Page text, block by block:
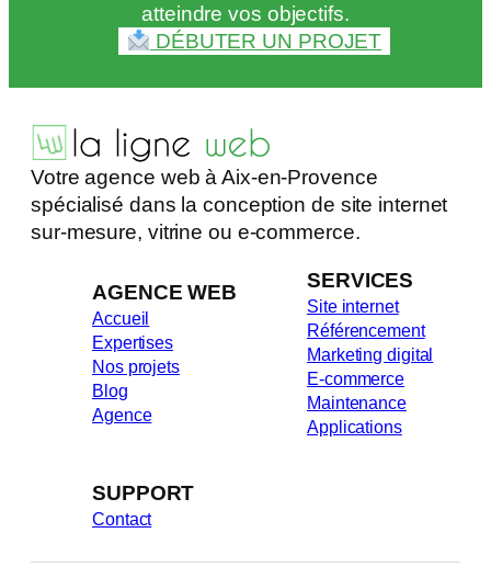
atteindre vos objectifs.
DÉBUTER UN PROJET
Votre agence web à Aix-en-Provence
spécialisé dans la conception de site internet
sur-mesure, vitrine ou e-commerce.
AGENCE WEB
Accueil
Expertises
Nos projets
Blog
Agence
SERVICES
Site internet
Référencement
Marketing digital
E-commerce
Maintenance
Applications
SUPPORT
Contact